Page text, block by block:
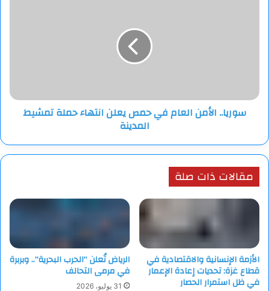
تمشيط
المدينة
سوريا.. الأمن العام في حمص يعلن انتهاء حملة تمشيط
المدينة
مقالات ذات صلة
الأزمة الإنسانية والاقتصادية في
قطاع غزة: تحديات إعادة الإعمار
في ظل استمرار الحصار
الرياض تُعلن “الحرب البحرية”.. وبربرة
في مرمى التحالف
31 يوليو، 2026